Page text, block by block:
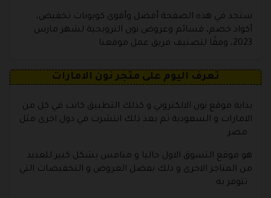
ستجد في هذه الصفحة أفضل وأقوى كوبونات تخفيض،
أكواد خصم، قسائم وعروض نون الترويجية لشهر مارس
2023، وفقًا لتصنيف فريق عمل موقعنا
تعرف اليوم على متجر نون الامارات
بداية موقع نون الالكتروني و كذلك التطبيق كانت في كل من
الامارات و السعودية ثم بعد ذلك انتشرت في دول اخرى مثل
مصر .
هو موقع التسوق الاول حاليا و منافس بشكل كبير للعديد
من المتاجر الاخرى و ذلك بفضل العروض و التخفيضات التي
تتوفر به .